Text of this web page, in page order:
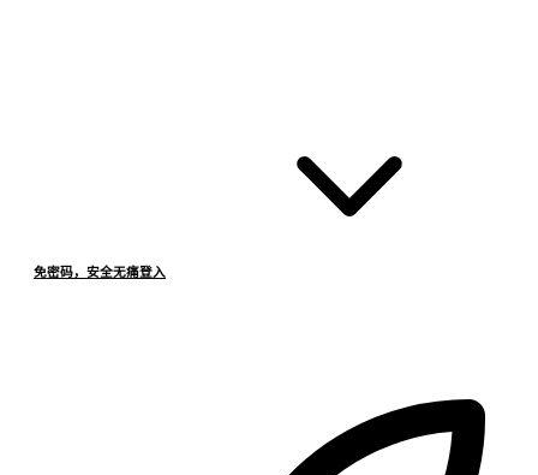
免密码，安全无痛登入